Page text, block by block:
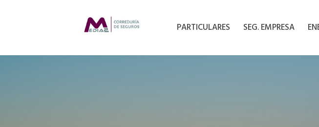
PARTICULARES SEG. EMPRESA